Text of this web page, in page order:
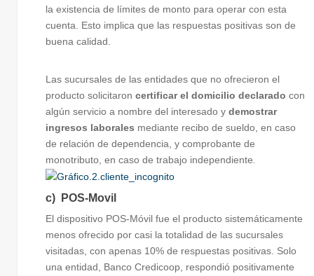
la existencia de límites de monto para operar con esta
cuenta. Esto implica que las respuestas positivas son de
buena calidad.
Las sucursales de las entidades que no ofrecieron el
producto solicitaron certificar el domicilio declarado con
algún servicio a nombre del interesado y demostrar
ingresos laborales mediante recibo de sueldo, en caso
de relación de dependencia, y comprobante de
monotributo, en caso de trabajo independiente
c) POS-Movil
El dispositivo POS-Móvil fue el producto sistemáticamente
menos ofrecido por casi la totalidad de las sucursales
visitadas, con apenas 10% de respuestas positivas. Solo
una entidad, Banco Credicoop, respondió positivamente